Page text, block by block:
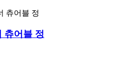
츄어블 정